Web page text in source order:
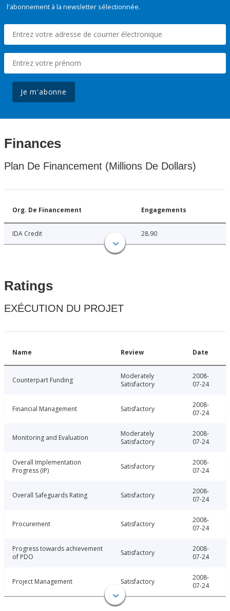
l'abonnement à la newsletter sélectionnée.
Je m'abonne
Finances
Plan De Financement (Millions De Dollars)
Org. De Financement Engagements
IDA Credit 28.90
Ratings
EXÉCUTION DU PROJET
Name Review Date
Counterpart Funding
Moderately
Satisfactory
2008-
07-24
Financial Management Satisfactory
2008-
07-24
Monitoring and Evaluation
Moderately
Satisfactory
2008-
07-24
Overall Implementation
Progress (IP)
Satisfactory
2008-
07-24
Overall Safeguards Rating Satisfactory
2008-
07-24
Procurement Satisfactory
2008-
07-24
Progress towards achievement
of PDO
Satisfactory
2008-
07-24
Project Management Satisfactory
2008-
07-24